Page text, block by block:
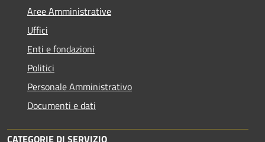
Aree Amministrative
Uffici
Enti e fondazioni
Politici
Personale Amministrativo
Documenti e dati
CATEGORIE DI SERVIZIO